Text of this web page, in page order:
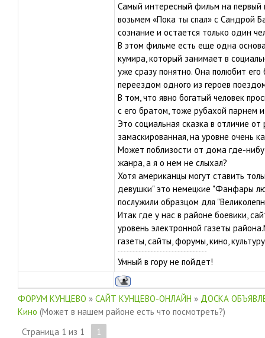
Самый интересный фильм на первый
возьмем «Пока ты спал» с Сандрой
сознание и остается только один
В этом фильме есть еще одна
кумира, который занимает в
уже сразу понятно. Она полюбит
переездом одного из героев
В том, что явно богатый человек
с его братом, тоже рубахой парнем
Это социальная сказка в отличие
замаскированная, на уровне очень
Может поблизости от дома где-
жанра, а я о нем не слыхал?
Хотя американцы могут ставить
девушки" это немецкие "Фанфары
послужили образцом для
Итак где у нас в районе боевики,
уровень электронной газеты
газеты, сайты, форумы, кино,
Умный в гору не пойдет!
ФОРУМ КУНЦЕВО » САЙТ КУНЦЕВО-ОНЛАЙН » ДОСКА
Кино (Может в нашем районе есть что посмотреть?)
Страница 1 из 1 1